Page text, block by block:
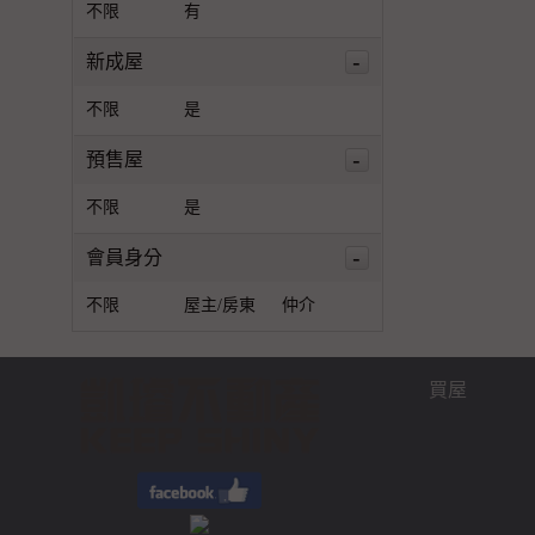
不限 有
新成屋 -
不限 是
預售屋 -
不限 是
會員身分 -
不限 屋主/房東 仲介
買屋